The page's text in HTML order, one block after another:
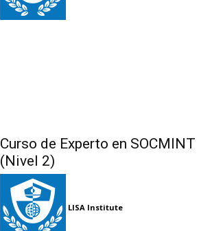
Curso de Experto en SOCMINT
(Nivel 2)
LISA Institute